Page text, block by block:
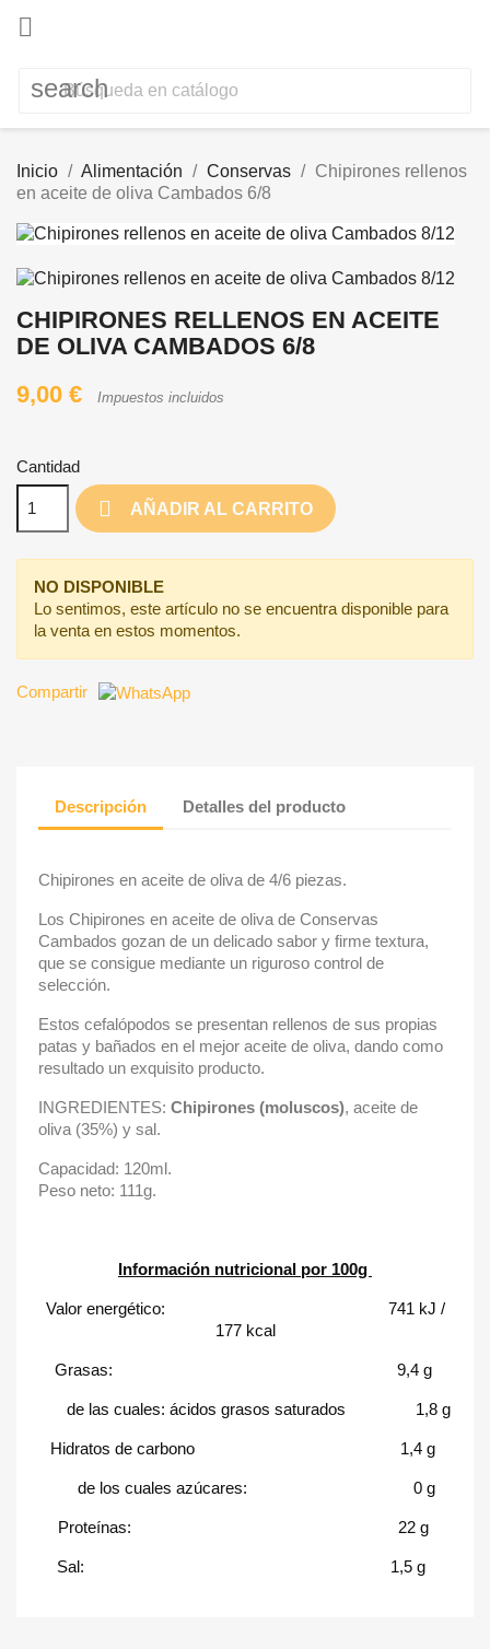

search
Inicio Alimentación Conservas
Chipirones rellenos
en aceite de oliva Cambados 6/8
CHIPIRONES RELLENOS EN ACEITE
DE OLIVA CAMBADOS 6/8
9,00 €
Impuestos incluidos
Cantidad
AÑADIR AL CARRITO
NO DISPONIBLE
Lo sentimos, este artículo no se encuentra disponible para
la venta en estos momentos.
Compartir
Descripción Detalles del producto
Chipirones en aceite de oliva de 4/6 piezas.
Los Chipirones en aceite de oliva de Conservas
Cambados gozan de un delicado sabor y firme textura,
que se consigue mediante un riguroso control de
selección.
Estos cefalópodos se presentan rellenos de sus propias
patas y bañados en el mejor aceite de oliva, dando como
resultado un exquisito producto.
INGREDIENTES: Chipirones (moluscos), aceite de
oliva (35%) y sal.
Capacidad: 120ml.
Peso neto: 111g.
Información nutricional por 100g
Valor energético: 741 kJ /
177 kcal
Grasas: 9,4 g
de las cuales: ácidos grasos saturados 1,8 g
Hidratos de carbono 1,4 g
de los cuales azúcares: 0 g
Proteínas: 22 g
Sal: 1,5 g